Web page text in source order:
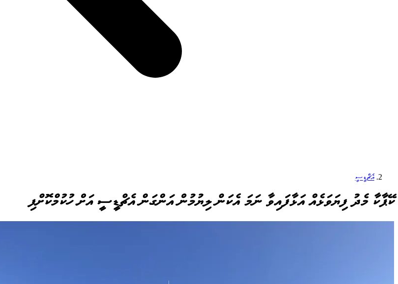
އެޗްޑީސީ
ކޭޕާކާ މެދު ފިޔަވަޅެއް އަޅާފައިވާ ނަމަ އެކަން ލިޔުމުން އަންގަން އެޗްޑީސީ އަށް ހުކުމްކޮށްފި